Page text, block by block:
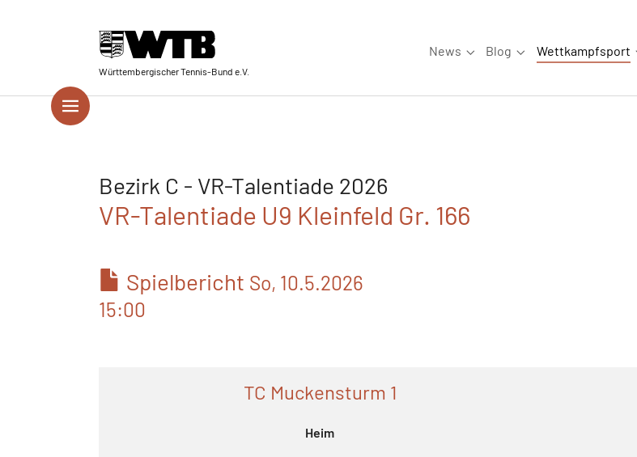
Württembergischer Tennis-Bund e.V.
News
Submenu for "News"
Blog
Submenu for "Blog"
Wettkampfsport
Bezirk C - VR-Talentiade 2026
VR-Talentiade U9 Kleinfeld Gr. 166
Spielbericht So, 10.5.2026
15:00
TC Muckensturm 1
Heim